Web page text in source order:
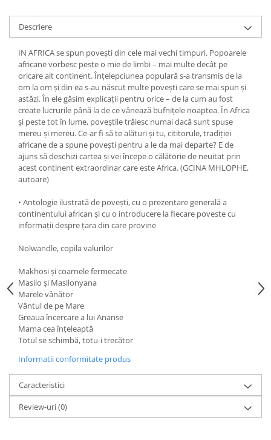
Editura Aramis
Editura Bookzone
Editura Cartea Copiilor
Editura Cartemma
Editura Casa
Editura Corint
Editura Frontiera
Editura Gama
Editura Litera
Editura Lizuka Educativ
Editura Nemira
Editura Nomina
Editura Pandora M
Editura Portocala Albastră
Editura Scriptum
Editura Sophia
Editura Usborne
Editura Vellant
Editura Verba
Descriere
IN AFRICA se spun povești din cele mai vechi timpuri. Popoarele
africane vorbesc peste o mie de limbi – mai multe decât pe
oricare alt continent. Înțelepciunea populară s-a transmis de la
om la om și din ea s-au născut multe povești care se mai spun și
astăzi. În ele găsim explicații pentru orice – de la cum au fost
create lucrurile până la de ce vânează bufnițele noaptea. În Africa
și peste tot în lume, poveștile trăiesc numai dacă sunt spuse
mereu și mereu. Ce-ar fi să te alături și tu, cititorule, tradiției
africane de a spune povești pentru a le da mai departe? E de
ajuns să deschizi cartea și vei începe o călătorie de neuitat prin
acest continent extraordinar care este Africa. (GCINA MHLOPHE,
autoare)
• Antologie ilustrată de povești, cu o prezentare generală a
continentului african și cu o introducere la fiecare poveste cu
informații despre țara din care provine
Nolwandle, copila valurilor
Makhosi și coarnele fermecate
Masilo și Masilonyana
Marele vânător
Vântul de pe Mare
Greaua încercare a lui Ananse
Mama cea înţeleaptă
Totul se schimbă, totu-i trecător
Informatii conformitate produs
Caracteristici
Review-uri(0)